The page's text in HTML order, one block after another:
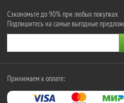
Сэкономьте до 90% при любых покупках
Подпишитесь на самые выгодные
Принимаем к оплате: